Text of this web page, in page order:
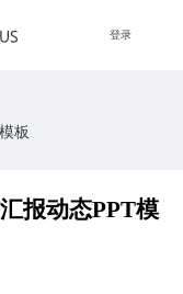
登录
板
报动态PPT模